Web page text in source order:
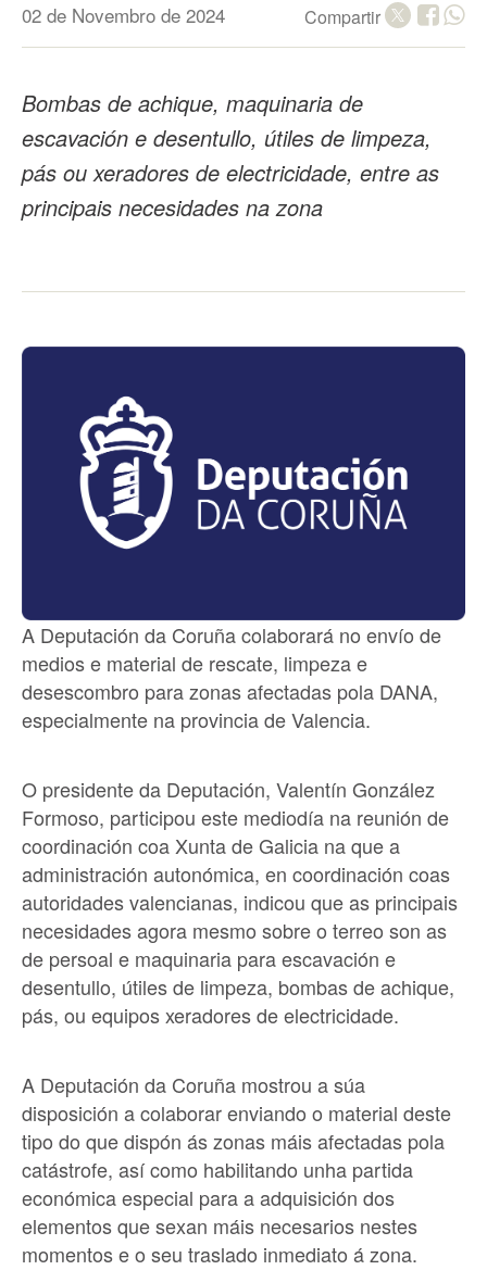
02 de Novembro de 2024 Compartir
Bombas de achique, maquinaria de
escavación e desentullo, útiles de limpeza,
pás ou xeradores de electricidade, entre as
principais necesidades na zona
A Deputación da Coruña colaborará no envío de
medios e material de rescate, limpeza e
desescombro para zonas afectadas pola DANA,
especialmente na provincia de Valencia.
O presidente da Deputación, Valentín González
Formoso, participou este mediodía na reunión de
coordinación coa Xunta de Galicia na que a
administración autonómica, en coordinación coas
autoridades valencianas, indicou que as principais
necesidades agora mesmo sobre o terreo son as
de persoal e maquinaria para escavación e
desentullo, útiles de limpeza, bombas de achique,
pás, ou equipos xeradores de electricidade.
A Deputación da Coruña mostrou a súa
disposición a colaborar enviando o material deste
tipo do que dispón ás zonas máis afectadas pola
catástrofe, así como habilitando unha partida
económica especial para a adquisición dos
elementos que sexan máis necesarios nestes
momentos e o seu traslado inmediato á zona.